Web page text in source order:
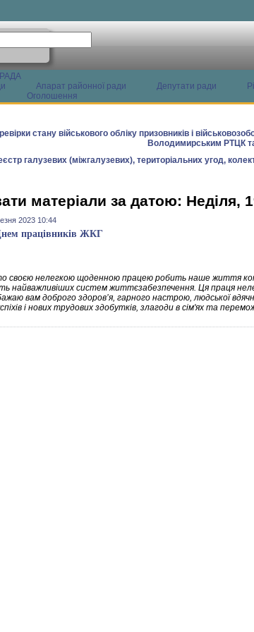
Апарат районної ради Депутати ради
Оголошення
стану військового обліку призовників і
Володимирським РТЦК
галузевих (міжгалузевих), територіальних угод,
матеріали за датою: Неділя,
2023 10:44
працівників ЖКГ
своєю нелегкою щоденною працею робить наше життя
найважливіших систем життєзабезпечення. Ця праця
вам доброго здоров’я, гарного настрою, людської
і нових трудових здобутків, злагоди в сім'ях та